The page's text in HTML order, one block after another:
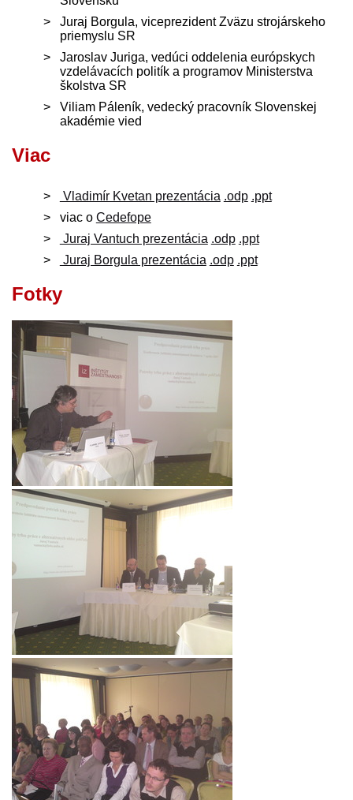
Juraj Borgula, viceprezident Zväzu strojárskeho
priemyslu SR
Jaroslav Juriga, vedúci oddelenia európskych
vzdelávacích politík a programov Ministerstva
školstva SR
Viliam Páleník, vedecký pracovník Slovenskej
akadémie vied
Viac
Vladimír Kvetan prezentácia .odp .ppt
viac o Cedefope
Juraj Vantuch prezentácia .odp .ppt
Juraj Borgula prezentácia .odp .ppt
Fotky